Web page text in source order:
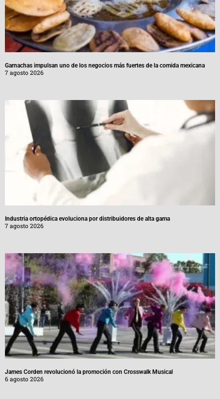
Garnachas impulsan uno de los negocios más fuertes de la comida mexicana
7 agosto 2026
Industria ortopédica evoluciona por distribuidores de alta gama
7 agosto 2026
James Corden revolucionó la promoción con Crosswalk Musical
6 agosto 2026